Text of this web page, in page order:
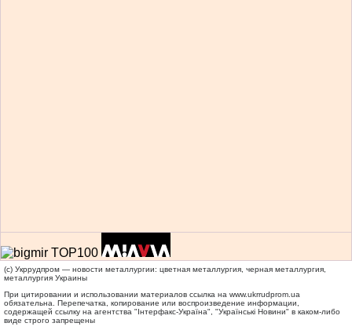
(c) Укррудпром — новости металлургии: цветная металлургия, черная металлургия,
металлургия Украины
При цитировании и использовании материалов ссылка на www.ukrrudprom.ua
обязательна. Перепечатка, копирование или воспроизведение информации,
содержащей ссылку на агентства "Iнтерфакс-Україна", "Українськi Новини" в каком-либо
виде строго запрещены